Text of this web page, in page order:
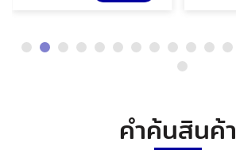
คำค้นสินค้า